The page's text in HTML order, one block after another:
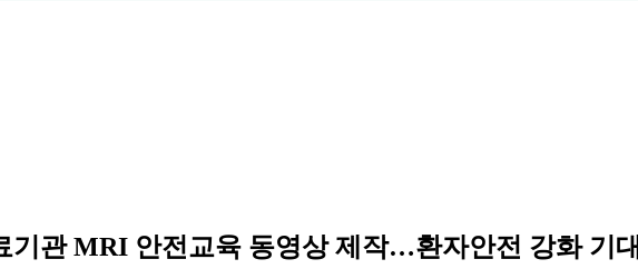
기관 MRI 안전교육 동영상 제작…환자안전 강화 기대